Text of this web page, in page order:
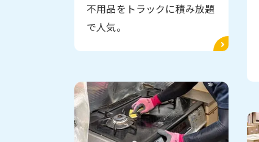
不用品をトラックに積み放題
で人気。